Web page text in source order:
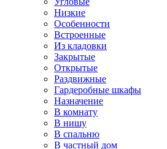
Низкие
Особенности
Встроенные
Из кладовки
Закрытые
Открытые
Раздвижные
Гардеробные шкафы
Назначение
В комнату
В нишу
В спальню
В частный дом